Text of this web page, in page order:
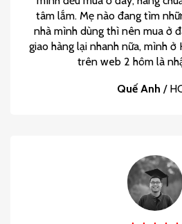
tâm lắm. Mẹ nào đang tìm
nhà mình dùng thì nên mua ở
giao hàng lại nhanh nữa, mình ở
trên web 2 hôm là
Quế Anh /